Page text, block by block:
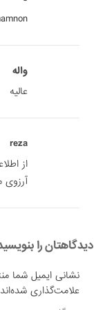
واله
عالیه
reza
از
دیدگاهتان را
نشانی ایمیل شما
علامت‌گذاری